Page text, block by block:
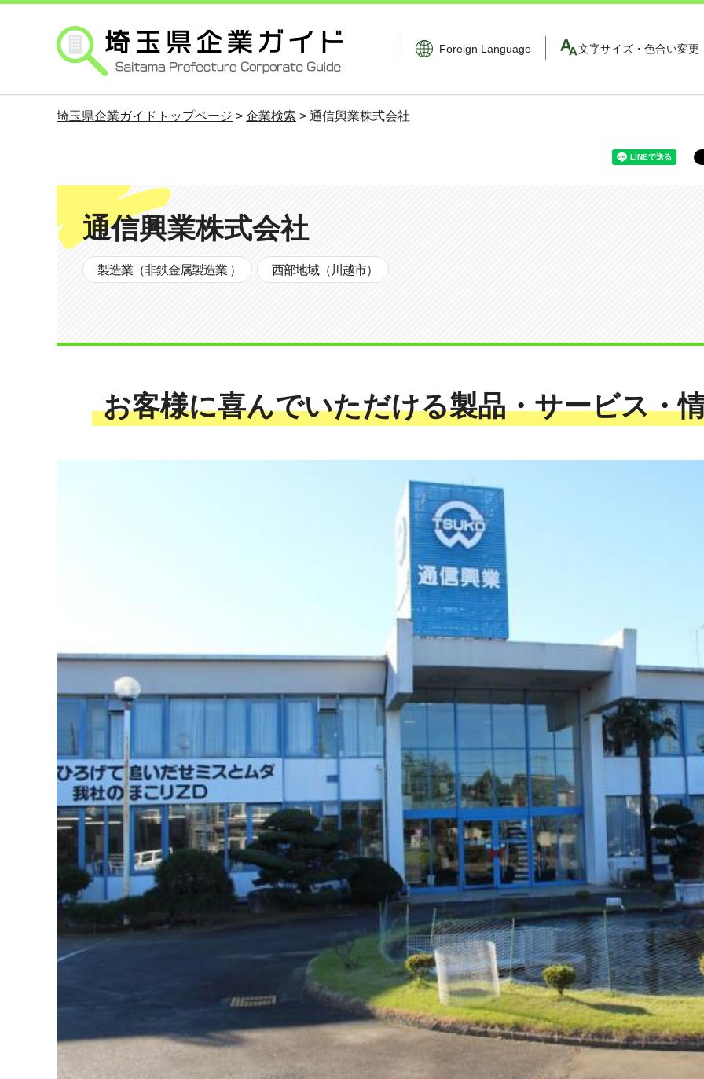
埼玉県企業ガイド
Foreign Language 文字サイズ・色合い変更
埼玉県企業ガイドトップページ > 企業検索 > 通信興業株式会社
通信興業株式会社
製造業（非鉄金属製造業 ） 西部地域（川越市）
お客様に喜んでいただける製品・サービス・